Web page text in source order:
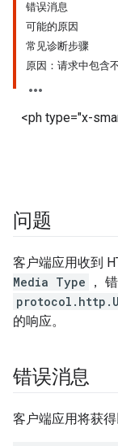
错误消息
可能的原因
常见诊断步骤
原因：请求中包含
<ph type="x-
问题
客户端应用收到
Media Type
，
的响应。
错误消息
客户端应用将获得